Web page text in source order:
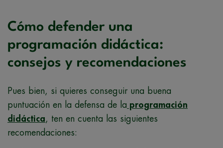
Cómo defender una
programación didáctica:
consejos y recomendaciones
Pues bien, si quieres conseguir una buena
puntuación en la defensa de la programación
didáctica, ten en cuenta las siguientes
recomendaciones: